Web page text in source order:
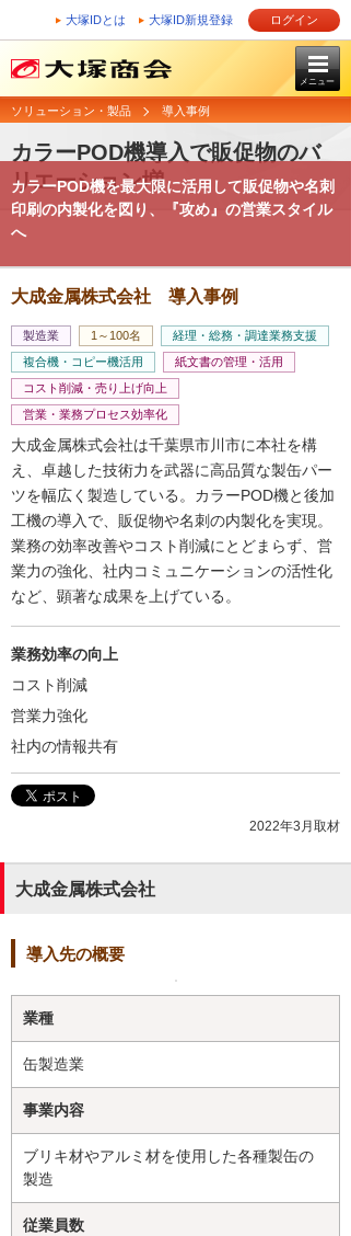
大塚IDとは 大塚ID新規登録 ログイン
メニュー
ソリューション・製品 導入事例
カラーPOD機導入で販促物のバ
リエーション増
カラーPOD機を最大限に活用して販促物や名刺
印刷の内製化を図り、『攻め』の営業スタイル
へ
大成金属株式会社 導入事例
製造業 1～100名
経理・総務・調達業務支援
複合機・コピー機活用
紙文書の管理・活用
コスト削減・売り上げ向上
営業・業務プロセス効率化
大成金属株式会社は千葉県市川市に本社を構
え、卓越した技術力を武器に高品質な製缶パー
ツを幅広く製造している。カラーPOD機と後加
工機の導入で、販促物や名刺の内製化を実現。
業務の効率改善やコスト削減にとどまらず、営
業力の強化、社内コミュニケーションの活性化
など、顕著な成果を上げている。
業務効率の向上
コスト削減
営業力強化
社内の情報共有
2022年3月取材
大成金属株式会社
導入先の概要
業種
缶製造業
事業内容
ブリキ材やアルミ材を使用した各種製缶の
製造
従業員数